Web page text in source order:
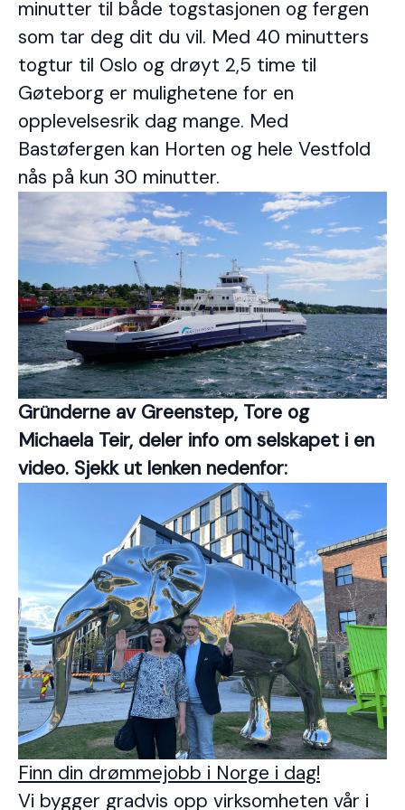
minutter til både togstasjonen og fergen
som tar deg dit du vil. Med 40 minutters
togtur til Oslo og drøyt 2,5 time til
Gøteborg er mulighetene for en
opplevelsesrik dag mange. Med
Bastøfergen kan Horten og hele Vestfold
nås på kun 30 minutter.
Gründerne av Greenstep, Tore og
Michaela Teir, deler info om selskapet i en
video. Sjekk ut lenken nedenfor:
Finn din drømmejobb i Norge i dag!
Vi bygger gradvis opp virksomheten vår i